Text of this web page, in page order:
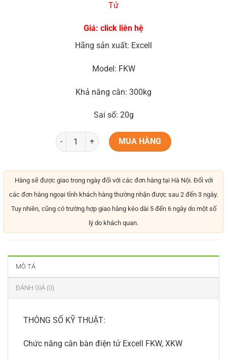
Tử
Giá: click liên hệ
Hãng sản xuất: Excell
Model: FKW
Khả năng cân: 300kg
Sai số: 20g
MUA HÀNG
Hàng sẽ được giao trong ngày đối với các đơn hàng tại Hà Nội. Đối với
các đơn hàng ngoại tỉnh khách hàng thường nhận được sau 2 đến 3 ngày.
Tuy nhiên, cũng có trường hợp giao hàng kéo dài 5 đến 6 ngày do một số
lý do khách quan.
MÔ TẢ
ĐÁNH GIÁ (0)
THÔNG SỐ KỸ THUẬT:
Chức năng cân bàn điện tử Excell FKW, XKW